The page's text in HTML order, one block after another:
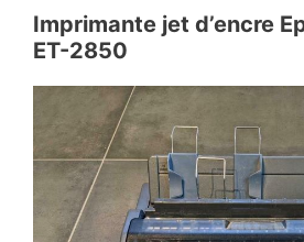
Imprimante jet d’encre
ET-2850